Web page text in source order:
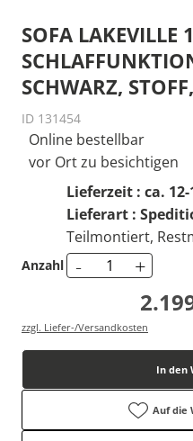
SOFA LAKEVILLE
SCHWARZ,
ID 131454
Online bestellbar
vor Ort zu besichtigen
Lieferzeit : ca.
Lieferart :
Teilmontiert,
Anzahl - +
zzgl. Liefer-/Versandkosten
In den
Auf die